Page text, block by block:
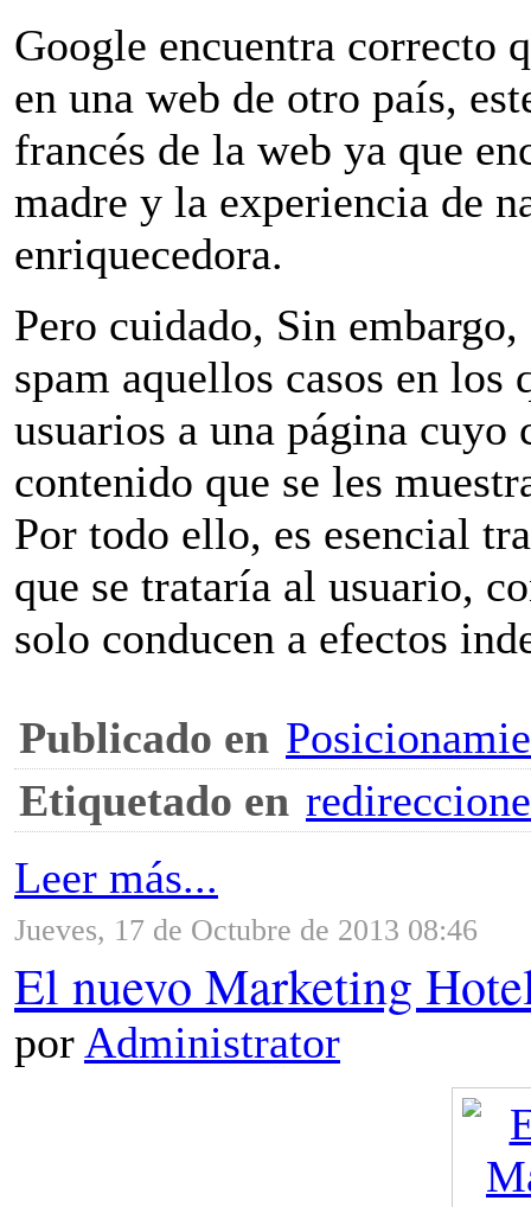
Google encuentra correcto
en una web de otro país,
francés de la web ya que
madre y la experiencia de
enriquecedora.
Pero cuidado, Sin
spam aquellos casos en
usuarios a una página
contenido que se les
Por todo ello, es esencial
que se trataría al usuario,
solo conducen a efectos
Publicado en
Etiquetado en
Leer más...
Jueves, 17 de Octubre de 2013 08:46
El nuevo Marketing
por Administrator